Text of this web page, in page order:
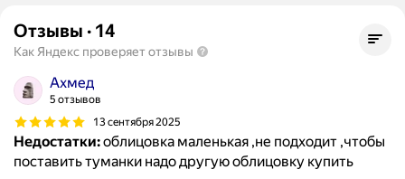
Отзывы · 14
Как Яндекс проверяет отзывы
Ахмед
5 отзывов
13 сентября 2025
Недостатки:облицовка маленькая ,не подходит ,чтобы
поставить туманки надо другую облицовку купить